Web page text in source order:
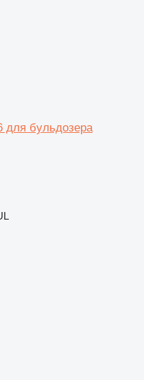
для бульдозера